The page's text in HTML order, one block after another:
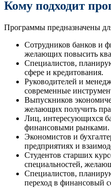
Кому подходит
Программы предназначены
Сотрудников банков и
желающих повысить
Специалистов,
сфере и кредитования.
Руководителей и
современные
Выпускников
желающих получить
Лиц, интересующихся
финансовыми рынками.
Экономистов и
предприятиях и
Студентов старших
специальностей,
Специалистов,
переход в финансовый